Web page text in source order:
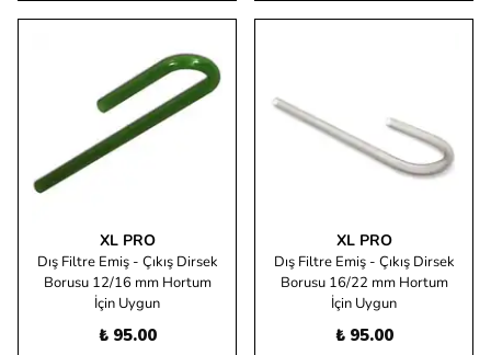
XL PRO
Dış Filtre Emiş - Çıkış Dirsek
Borusu 12/16 mm Hortum
İçin Uygun
₺ 95.00
XL PRO
Dış Filtre Emiş - Çıkış Dirsek
Borusu 16/22 mm Hortum
İçin Uygun
₺ 95.00